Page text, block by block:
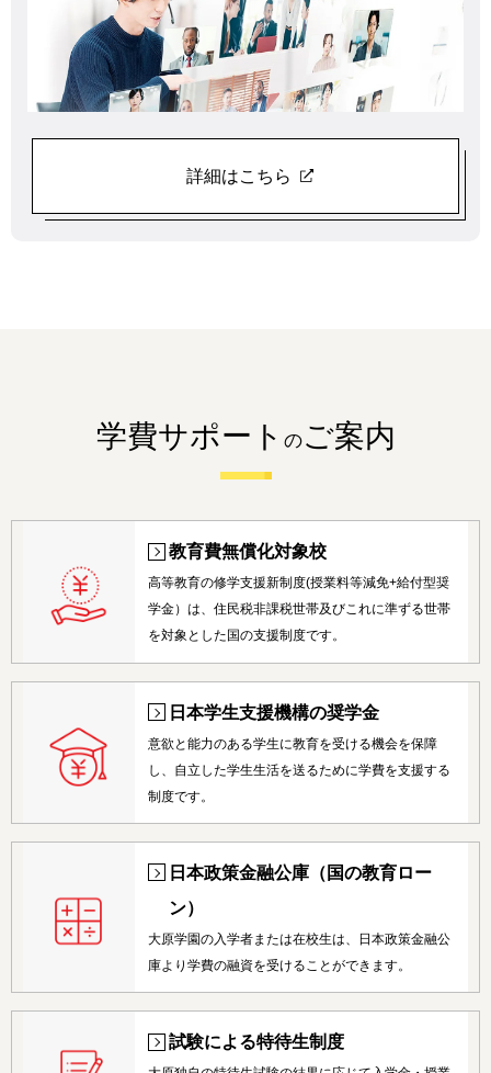
詳細はこちら
学費サポート のご案内
教育費無償化対象校
高等教育の修学支援新制度(授業料等減免+給付型奨
学金）は、住民税非課税世帯及びこれに準ずる世帯
を対象とした国の支援制度です。
日本学生支援機構の奨学金
意欲と能力のある学生に教育を受ける機会を保障
し、自立した学生生活を送るために学費を支援する
制度です。
日本政策金融公庫（国の教育ロー
ン）
大原学園の入学者または在校生は、日本政策金融公
庫より学費の融資を受けることができます。
試験による特待生制度